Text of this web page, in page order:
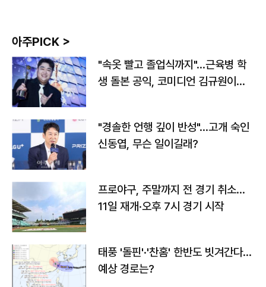
아주PICK >
"속옷 빨고 졸업식까지"…근육병 학
생 돌본 공익, 코미디언 김규원이었
"경솔한 언행 깊이 반성"…고개 숙인
신동엽, 무슨 일이길래?
프로야구, 주말까지 전 경기 취소…
11일 재개·오후 7시 경기 시작
태풍 '돌핀'·'찬홈' 한반도 빗겨간다…
예상 경로는?